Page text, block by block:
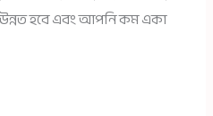
হবে এবং আপনি কম একা